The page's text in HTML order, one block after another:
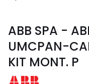
ABB SPA -
UMCPAN-
KIT MONT. P